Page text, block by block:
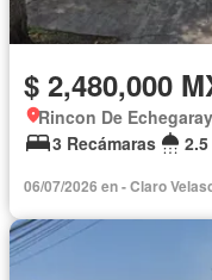
$ 2,480,000
Rincon De
3 Recámaras
06/07/2026 en - Claro